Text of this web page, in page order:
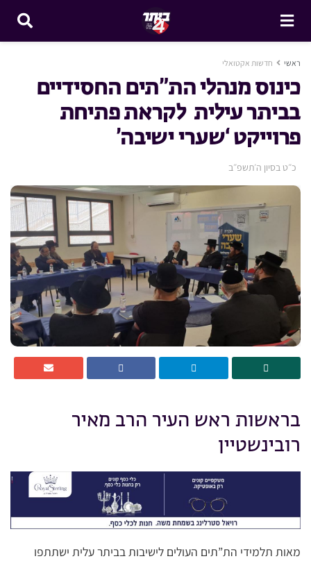
ראשי חדשות אקטואלי
כינוס מנהלי הת”תים החסידיים
בביתר עילית לקראת פתיחת
פרוייקט ‘שערי ישיבה’
כ״ט בסיון ה׳תשפ״ב
בראשות ראש העיר הרב מאיר
רובינשטיין
מאות תלמידי הת”תים העולים לישיבות בביתר עלית ישתתפו